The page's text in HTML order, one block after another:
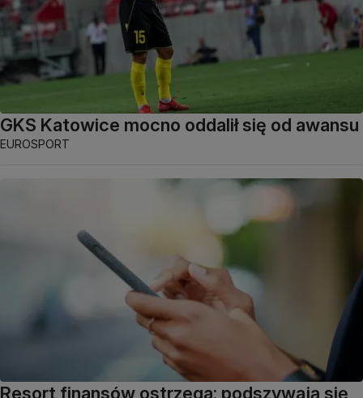
GKS Katowice mocno oddalił się od awansu
EUROSPORT
Resort finansów ostrzega: podszywają się